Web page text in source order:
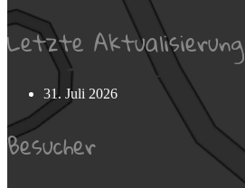
Letzte Aktualisierung
31. Juli 2026
Besucher